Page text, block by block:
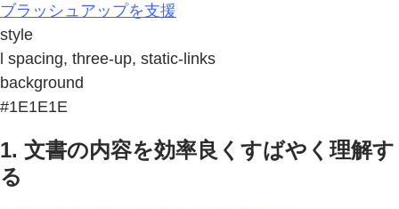
ブラッシュアップを支援
style
l spacing, three-up, static-links
background
#1E1E1E
1. 文書の内容を効率良くすばやく理解す
る